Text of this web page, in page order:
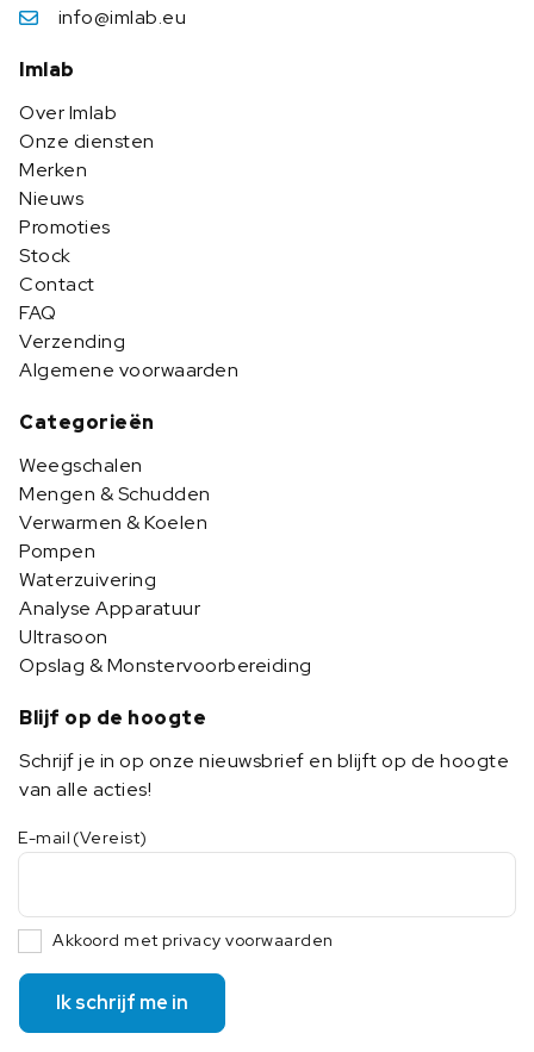
info@imlab.eu
Imlab
Over Imlab
Onze diensten
Merken
Nieuws
Promoties
Stock
Contact
FAQ
Verzending
Algemene voorwaarden
Categorieën
Weegschalen
Mengen & Schudden
Verwarmen & Koelen
Pompen
Waterzuivering
Analyse Apparatuur
Ultrasoon
Opslag & Monstervoorbereiding
Blijf op de hoogte
Schrijf je in op onze nieuwsbrief en blijft op de hoogte
van alle acties!
E-mail (Vereist)
Akkoord met privacy voorwaarden
Ik schrijf me in